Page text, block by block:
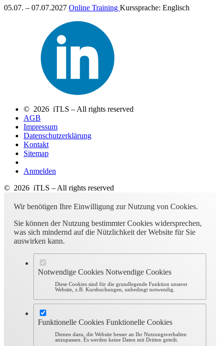
05.07. – 07.07.2027 Online Training Kurssprache: Englisch
© 2026 iTLS – All rights reserved
AGB
Impressum
Datenschutzerklärung
Kontakt
Sitemap
Anmelden
© 2026 iTLS – All rights reserved
Wir benötigen Ihre Einwilligung zur Nutzung von Cookies.
Sie können der Nutzung bestimmter Cookies widersprechen,
was sich mindernd auf die Nützlichkeit der Website für Sie
auswirken kann.
Notwendige Cookies Notwendige Cookies
Diese Cookies sind für die grundlegende Funktion unserer
Website, z.B. Kursbuchungen, unbedingt notwendig.
Funktionelle Cookies Funktionelle Cookies
Dienen dazu, die Website besser an Ihr Nutzungsverhalten
anzupassen. Es werden keine Daten mit Dritten geteilt.